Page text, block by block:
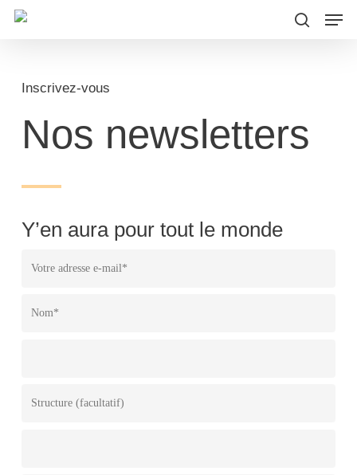
Skip
contentInscrivez-vous
Nos newsletters
Y’en aura pour tout le monde